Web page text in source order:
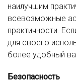
наилучшим
всевозможные
практичности.
для своего
более удобный
Безопасность